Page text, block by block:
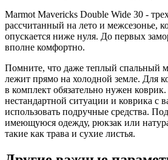
Marmot Mavericks Double Wide 30 -
рассчитанный на лето и межсезонье,
опускается ниже нуля. До первых
вполне комфортно.
Помните, что даже теплый спальный
лежит прямо на холодной земле. Для
в комплект обязательно нужен
нестандартной ситуации и коврика с
использовать подручные средства.
имеющуюся одежду, рюкзак или
такие как трава и сухие листья.